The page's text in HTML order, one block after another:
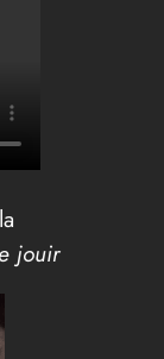
jouir